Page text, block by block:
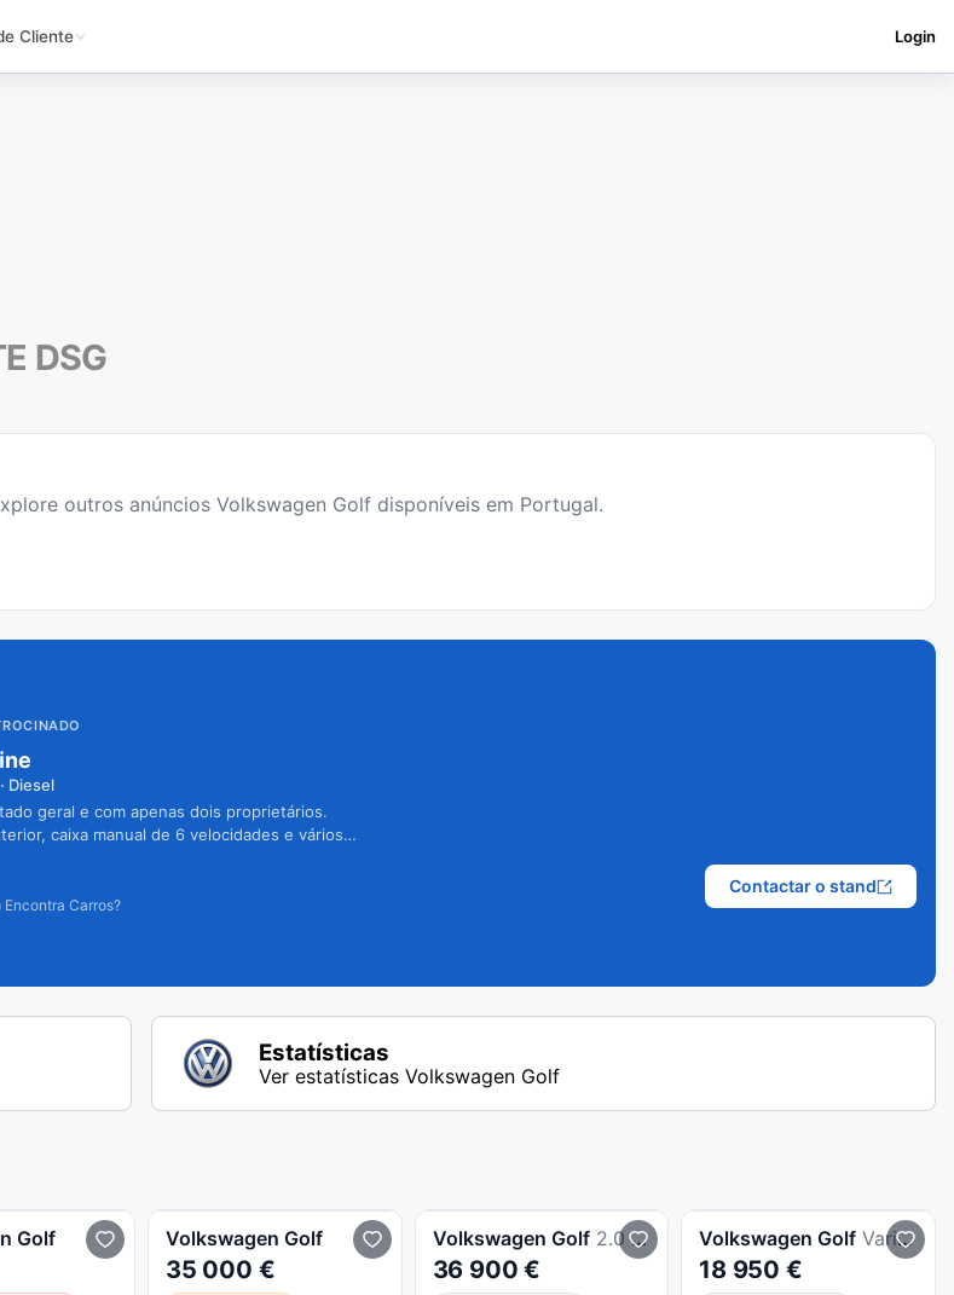
Cliente Login
DSG
outros anúncios Volkswagen Golf disponíveis em Portugal.
Diesel
geral e com apenas dois proprietários.
caixa manual de 6 velocidades e vários
Carros?
Contactar o stand
Estatísticas
Ver estatísticas Volkswagen Golf
Golf Volkswagen Golf
35 000 €
Volkswagen Golf 2.0 TSI GTI Clubsport DSG
36 900 €
Volkswagen Golf Variant 1.0 eTSI Life DSG
18 950 €